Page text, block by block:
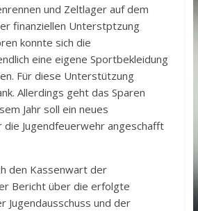
und Zeltlager auf dem
finanziellen Unterstptzung
konnte sich die
eine eigene Sportbekleidung
Für diese Unterstützung
Allerdings geht das Sparen
Jahr soll ein neues
Jugendfeuerwehr angeschafft
den Kassenwart der
Bericht über die erfolgte
Jugendausschuss und der